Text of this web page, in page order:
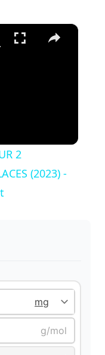
×
d'achat
2
(2023) -